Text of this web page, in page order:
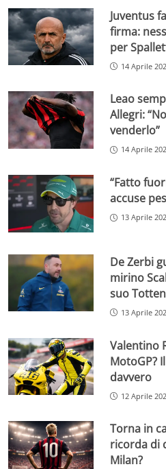
Juventus
firma:
per
14 Aprile
Leao
Allegri:
venderlo”
14 Aprile
“Fatto
accuse
13 Aprile
De Zerbi
mirino
suo
13 Aprile
Valentino
MotoGP?
davvero
12 Aprile
Torna in
ricorda di
Milan?